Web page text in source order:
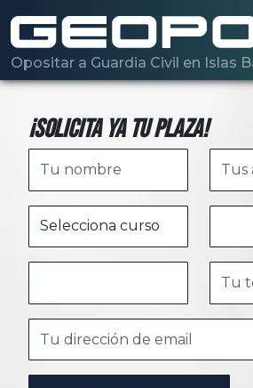
Opositar a Guardia Civil en Islas
¡Solicita ya tu plaza!